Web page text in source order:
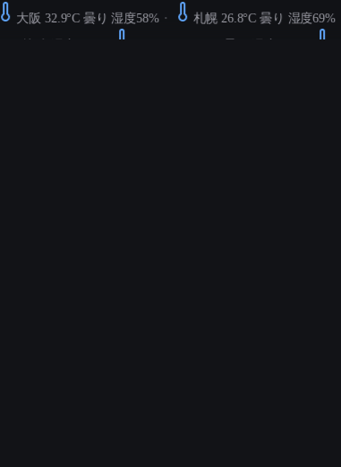
大阪 32.9°C 曇り 湿度58%・ 札幌 26.8°C 曇り 湿度69%・